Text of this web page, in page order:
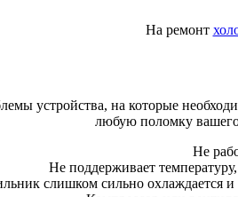
На ремонт
устройства, на которые
любую поломку
Не
Не поддерживает
слишком сильно охлаждается